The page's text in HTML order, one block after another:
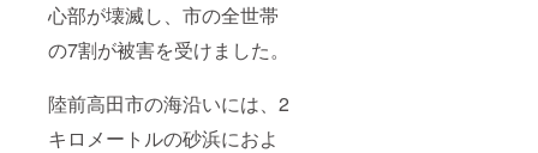
心部が壊滅し、市の全世帯
の7割が被害を受けました。
陸前高田市の海沿いには、2
キロメートルの砂浜におよ